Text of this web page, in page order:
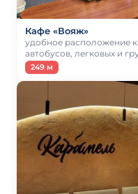
Кафе «Вояж»
удобное расположение
автобусов, легковых и
249 м